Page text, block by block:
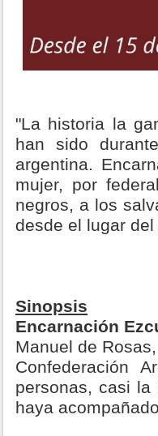
"La historia la
han sido
argentina.
mujer, por
negros, a los
desde el lugar del
Sinopsis
Encarnación
Manuel de
Confederación
personas, casi
haya